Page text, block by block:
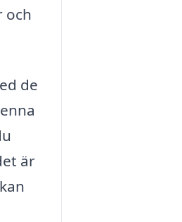
och
de
är